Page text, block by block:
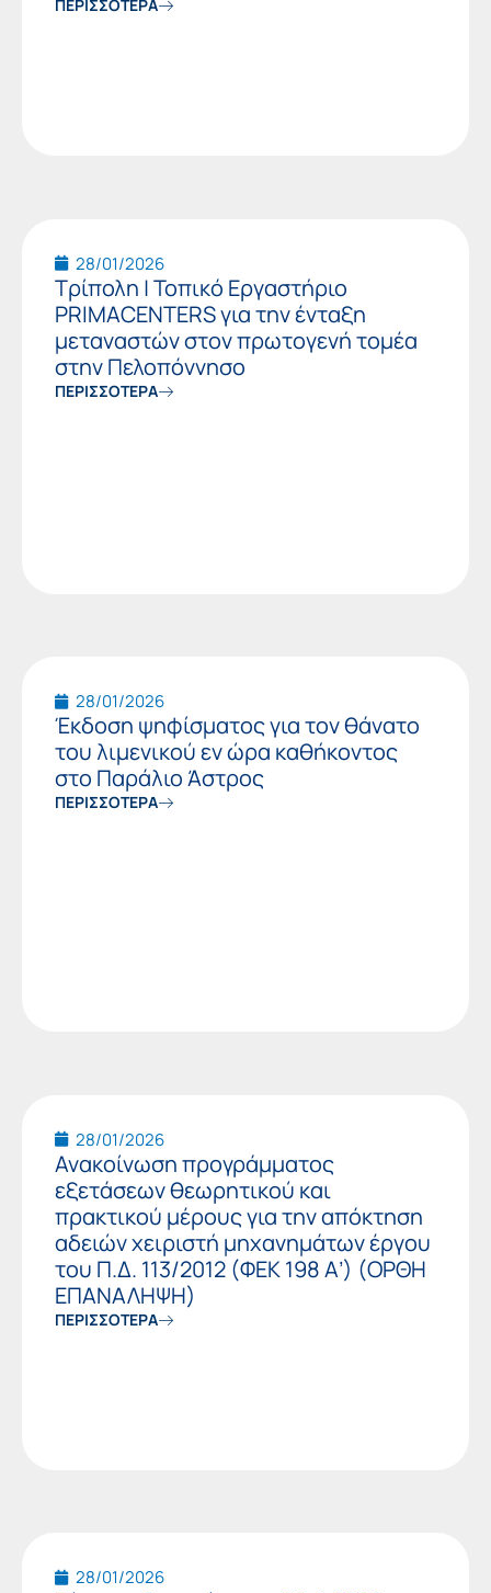
ΠΕΡΙΣΣΟΤΕΡΑ
28/01/2026
Τρίπολη | Τοπικό Εργαστήριο
PRIMACENTERS για την ένταξη
μεταναστών στον πρωτογενή τομέα
στην Πελοπόννησο
ΠΕΡΙΣΣΟΤΕΡΑ
28/01/2026
Έκδοση ψηφίσματος για τον θάνατο
του λιμενικού εν ώρα καθήκοντος
στο Παράλιο Άστρος
ΠΕΡΙΣΣΟΤΕΡΑ
28/01/2026
Ανακοίνωση προγράμματος
εξετάσεων θεωρητικού και
πρακτικού μέρους για την απόκτηση
αδειών χειριστή μηχανημάτων έργου
του Π.Δ. 113/2012 (ΦΕΚ 198 Α’) (ΟΡΘΗ
ΕΠΑΝΑΛΗΨΗ)
ΠΕΡΙΣΣΟΤΕΡΑ
28/01/2026